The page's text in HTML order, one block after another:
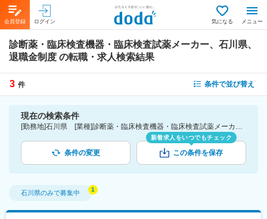
会員登録 ログイン 気になる メニュー
診断薬・臨床検査機器・臨床検査試薬メーカー、石川県、
退職金制度 の転職・求人検索結果
3 件 条件で並び替え
現在の検索条件
[勤務地]石川県 [業種]診断薬・臨床検査機器・臨床検査試薬メーカー-医薬品・医療機器・ライフサイエンス・医療系サービス [詳細条件](待遇・福利厚生)退職金制度
条件の変更
新着求人をいつでもチェック
この条件を保存
石川県のみで募集中